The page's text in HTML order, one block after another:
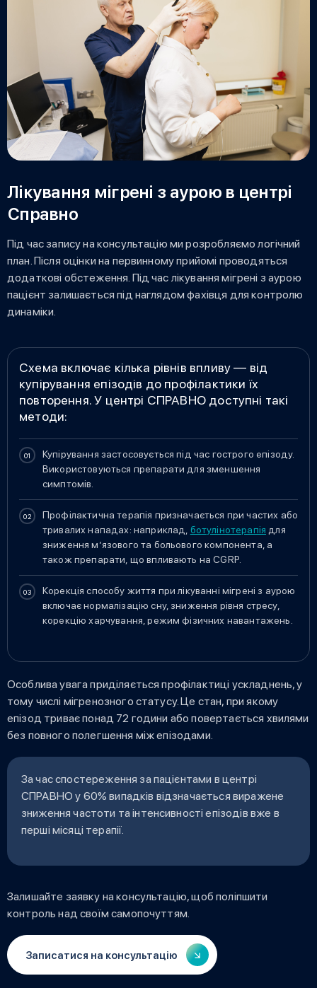
Лікування мігрені з аурою в центрі
Справно
Під час запису на консультацію ми розробляємо логічний
план. Після оцінки на первинному прийомі проводяться
додаткові обстеження. Під час лікування мігрені з аурою
пацієнт залишається під наглядом фахівця для контролю
динаміки.
Схема включає кілька рівнів впливу — від
купірування епізодів до профілактики їх
повторення. У центрі СПРАВНО доступні такі
методи:
Купірування застосовується під час гострого епізоду.
Використовуються препарати для зменшення
симптомів.
Профілактична терапія призначається при частих або
тривалих нападах: наприклад, ботулінотерапія для
зниження м’язового та больового компонента, а
також препарати, що впливають на CGRP.
Корекція способу життя при лікуванні мігрені з аурою
включає нормалізацію сну, зниження рівня стресу,
корекцію харчування, режим фізичних навантажень.
Особлива увага приділяється профілактиці ускладнень, у
тому числі мігренозного статусу. Це стан, при якому
епізод триває понад 72 години або повертається хвилями
без повного полегшення між епізодами.
За час спостереження за пацієнтами в центрі
СПРАВНО у 60% випадків відзначається виражене
зниження частоти та інтенсивності епізодів вже в
перші місяці терапії.
Залишайте заявку на консультацію, щоб поліпшити
контроль над своїм самопочуттям.
Записатися на консультацію